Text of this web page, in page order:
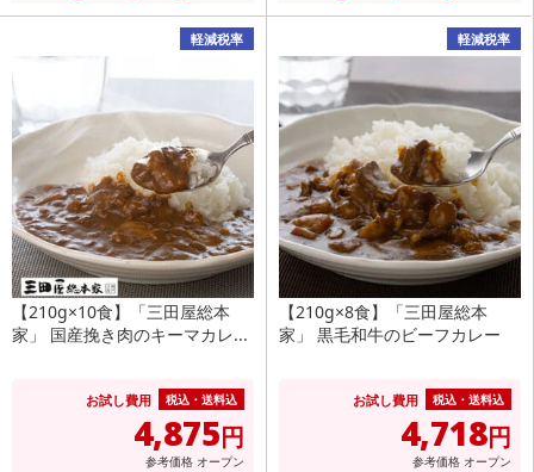
軽減税率
【210g×10食】「三田屋総本
家」 国産挽き肉のキーマカレ...
お試し費用 税込・送料込
4,875円
参考価格 オープン
軽減税率
【210g×8食】「三田屋総本
家」 黒毛和牛のビーフカレー
お試し費用 税込・送料込
4,718円
参考価格 オープン